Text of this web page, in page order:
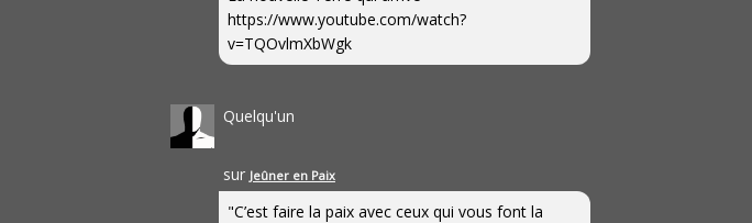
https://www.youtube.com/watch?
v=TQOvlmXbWgk
Quelqu'un
sur Jeûner en Paix
"C’est faire la paix avec ceux qui vous font la